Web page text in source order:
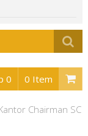
0 0 Item
Chairman SC